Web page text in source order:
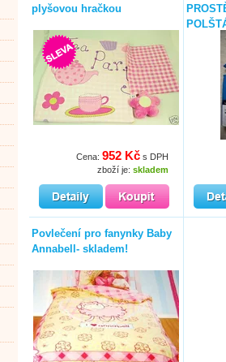
plyšovou hračkou
Cena: 952 Kč s DPH
zboží je: skladem
Povlečení pro fanynky Baby
Annabell- skladem!